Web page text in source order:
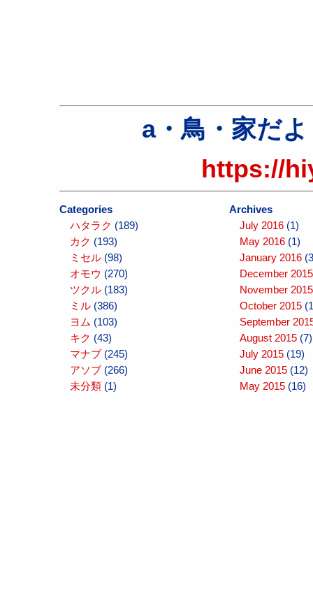
a・鳥・家だ
https://
Categories
ハタラク (189)
カク (193)
ミセル(98)
オモウ (270)
ツクル(183)
ミル(386)
ヨム (103)
キク (43)
マナブ(245)
アソブ(266)
未分類(1)
Archives
July 2016(1)
May 2016(1)
January 2016
December 2015
November 2015
October 2015
September
August 2015(7)
July 2015(19)
June 2015(12)
May 2015(16)